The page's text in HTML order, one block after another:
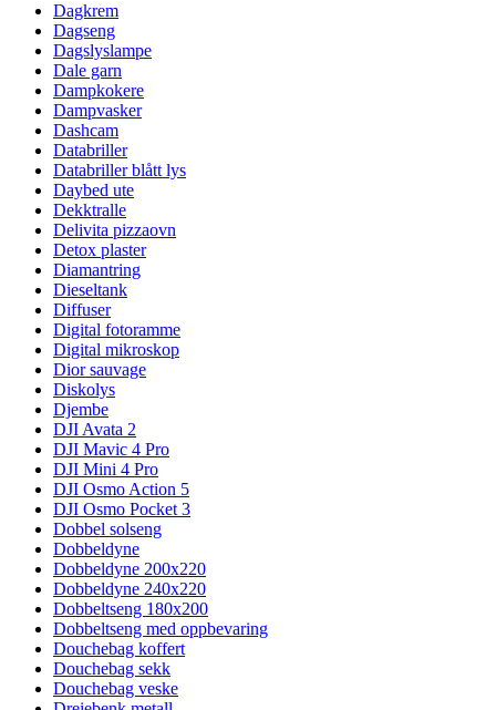
Dagkrem
Dagseng
Dagslyslampe
Dale garn
Dampkokere
Dampvasker
Dashcam
Databriller
Databriller blått lys
Daybed ute
Dekktralle
Delivita pizzaovn
Detox plaster
Diamantring
Dieseltank
Diffuser
Digital fotoramme
Digital mikroskop
Dior sauvage
Diskolys
Djembe
DJI Avata 2
DJI Mavic 4 Pro
DJI Mini 4 Pro
DJI Osmo Action 5
DJI Osmo Pocket 3
Dobbel solseng
Dobbeldyne
Dobbeldyne 200x220
Dobbeldyne 240x220
Dobbeltseng 180x200
Dobbeltseng med oppbevaring
Douchebag koffert
Douchebag sekk
Douchebag veske